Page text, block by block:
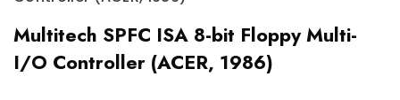
Multitech SPFC ISA 8-bit Floppy Multi-
I/O Controller (ACER, 1986)